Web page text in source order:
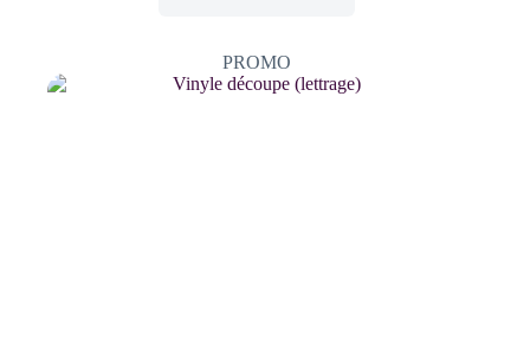
PROMO